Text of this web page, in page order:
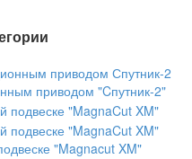
приводом "Cпутник-2"
"Magnacut XM"